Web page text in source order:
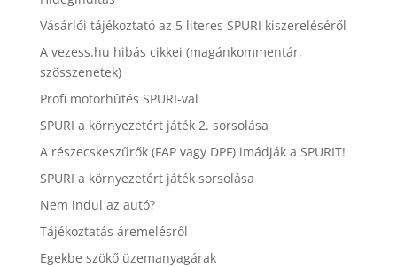
Vásárlói tájékoztató az 5 literes SPURI kiszereléséről
A vezess.hu hibás cikkei (magánkommentár,
szösszenetek)
Profi motorhûtés SPURI-val
SPURI a környezetért játék 2. sorsolása
A részecskeszűrők (FAP vagy DPF) imádják a SPURIT!
SPURI a környezetért játék sorsolása
Nem indul az autó?
Tájékoztatás áremelésről
Egekbe szökő üzemanyagárak